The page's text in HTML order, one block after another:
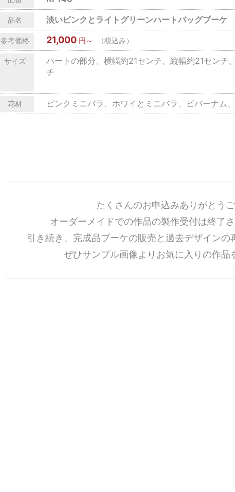
品名 淡いピンクとライトグリーンハートバッグブーケ
参考価格 21,000 円～ （税込み）
サイズ
ハートの部分、横幅約21センチ、縦幅約21センチ
チ
花材 ピンクミニバラ、ホワイとミニバラ、ビバーナム
たくさんのお申込みありがとうご
オーダーメイドでの作品の製作受付は終了
引き続き、完成品ブーケの販売と過去デザインの
ぜひサンプル画像よりお気に入りの作品